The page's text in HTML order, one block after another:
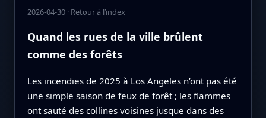
2026-04-30· Retour à l’index
Quand les rues de la ville brûlent
comme des forêts
Les incendies de 2025 à Los Angeles n’ont pas été
une simple saison de feux de forêt ; les flammes
ont sauté des collines voisines jusque dans des